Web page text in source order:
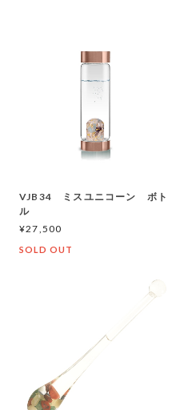
VJB34 ミスユニコーン ボト
ル
¥27,500
SOLD OUT